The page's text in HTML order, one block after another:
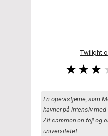
Twilight
En operastjerne, som
havner på intensiv med
Alt sammen en fejl og
universitetet.